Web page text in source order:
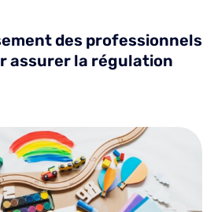
des professionnels
assurer la régulation